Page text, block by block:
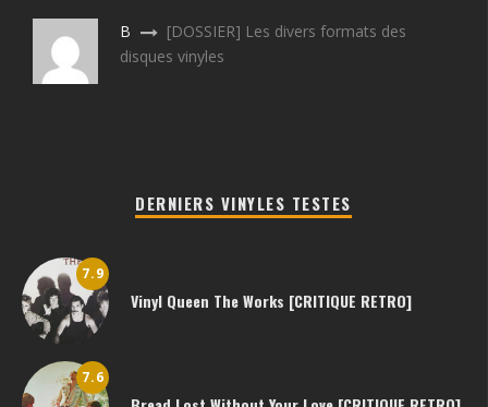
B
[DOSSIER] Les divers formats des
disques vinyles
DERNIERS VINYLES TESTES
7.9
Vinyl Queen The Works [CRITIQUE RETRO]
7.6